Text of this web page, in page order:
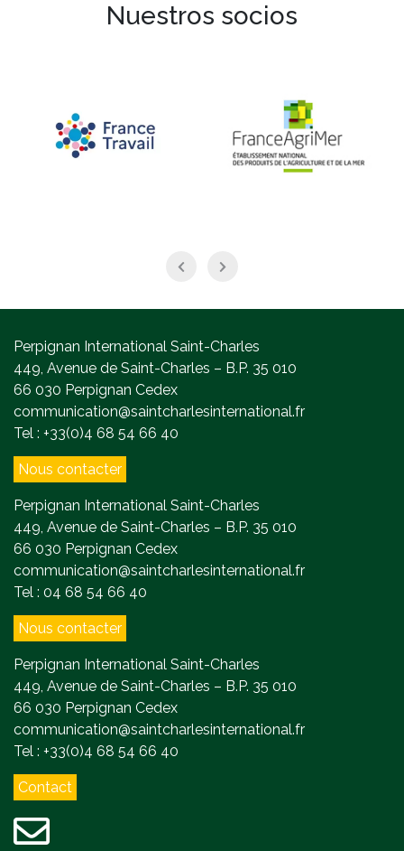
Nuestros socios
Perpignan International Saint-Charles
449, Avenue de Saint-Charles – B.P. 35 010
66 030 Perpignan Cedex
communication@saintcharlesinternational.fr
Tel : +33(0)4 68 54 66 40
Nous contacter
Perpignan International Saint-Charles
449, Avenue de Saint-Charles – B.P. 35 010
66 030 Perpignan Cedex
communication@saintcharlesinternational.fr
Tel : 04 68 54 66 40
Nous contacter
Perpignan International Saint-Charles
449, Avenue de Saint-Charles – B.P. 35 010
66 030 Perpignan Cedex
communication@saintcharlesinternational.fr
Tel : +33(0)4 68 54 66 40
Contact